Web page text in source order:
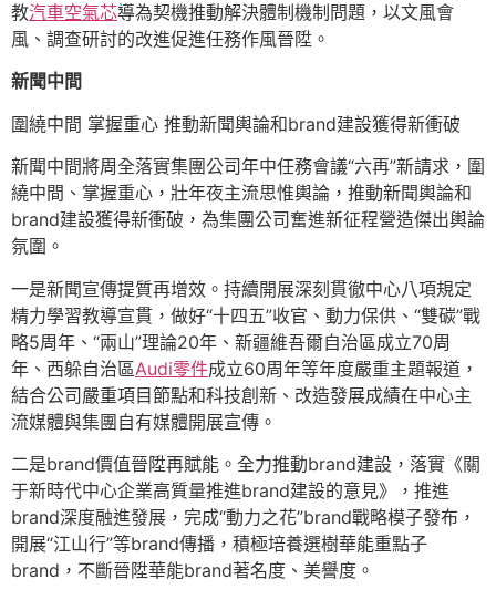
教汽車空氣芯導為契機推動解決體制機制問題，以文風會
風、調查研討的改進促進任務作風晉陞。
新聞中間
圍繞中間 掌握重心 推動新聞輿論和brand建設獲得新衝破
新聞中間將周全落實集團公司年中任務會議“六再”新請求，圍
繞中間、掌握重心，壯年夜主流思惟輿論，推動新聞輿論和
brand建設獲得新衝破，為集團公司奮進新征程營造傑出輿論
氛圍。
一是新聞宣傳提質再增效。持續開展深刻貫徹中心八項規定
精力學習教導宣貫，做好“十四五”收官、動力保供、“雙碳”戰
略5周年、“兩山”理論20年、新疆維吾爾自治區成立70周
年、西躲自治區Audi零件成立60周年等年度嚴重主題報道，
結合公司嚴重項目節點和科技創新、改造發展成績在中心主
流媒體與集團自有媒體開展宣傳。
二是brand價值晉陞再賦能。全力推動brand建設，落實《關
于新時代中心企業高質量推進brand建設的意見》，推進
brand深度融進發展，完成“動力之花”brand戰略模子發布，
開展“江山行”等brand傳播，積極培養選樹華能重點子
brand，不斷晉陞華能brand著名度、美譽度。